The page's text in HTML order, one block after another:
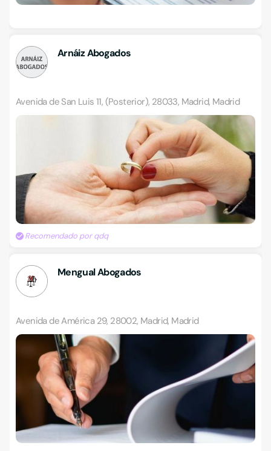
Arnáiz Abogados
Avenida de San Luis 11, (Posterior), 28033, Madrid, Madrid
Recomendado por qdq
Mengual Abogados
Avenida de América 29, 28002, Madrid, Madrid